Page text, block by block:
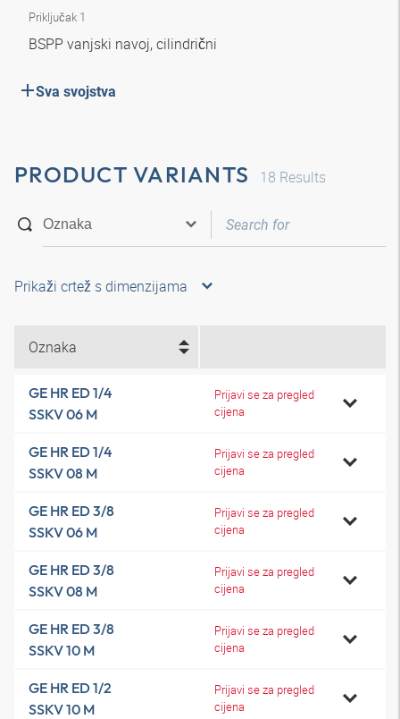
Priključak 1
BSPP vanjski navoj, cilindrični
Sva svojstva
PRODUCT VARIANTS 18 Results
Prikaži crtež s dimenzijama
Oznaka
GE HR ED 1/4
SSKV 06 M
Prijavi se za pregled
cijena
GE HR ED 1/4
SSKV 08 M
Prijavi se za pregled
cijena
GE HR ED 3/8
SSKV 06 M
Prijavi se za pregled
cijena
GE HR ED 3/8
SSKV 08 M
Prijavi se za pregled
cijena
GE HR ED 3/8
SSKV 10 M
Prijavi se za pregled
cijena
GE HR ED 1/2
SSKV 10 M
Prijavi se za pregled
cijena